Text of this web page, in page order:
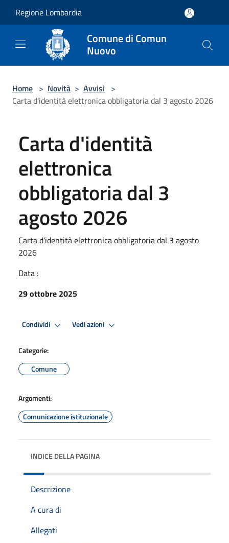
Regione Lombardia
Comune di Comun
Nuovo
Home > Novità > Avvisi >
Carta d'identità elettronica obbligatoria dal 3 agosto 2026
Carta d'identità
elettronica
obbligatoria dal 3
agosto 2026
Carta d'identità elettronica obbligatoria dal 3 agosto
2026
Data :
29 ottobre 2025
Condividi Vedi azioni
Categorie:
Comune
Argomenti:
Comunicazione istituzionale
INDICE DELLA PAGINA
Descrizione
A cura di
Allegati